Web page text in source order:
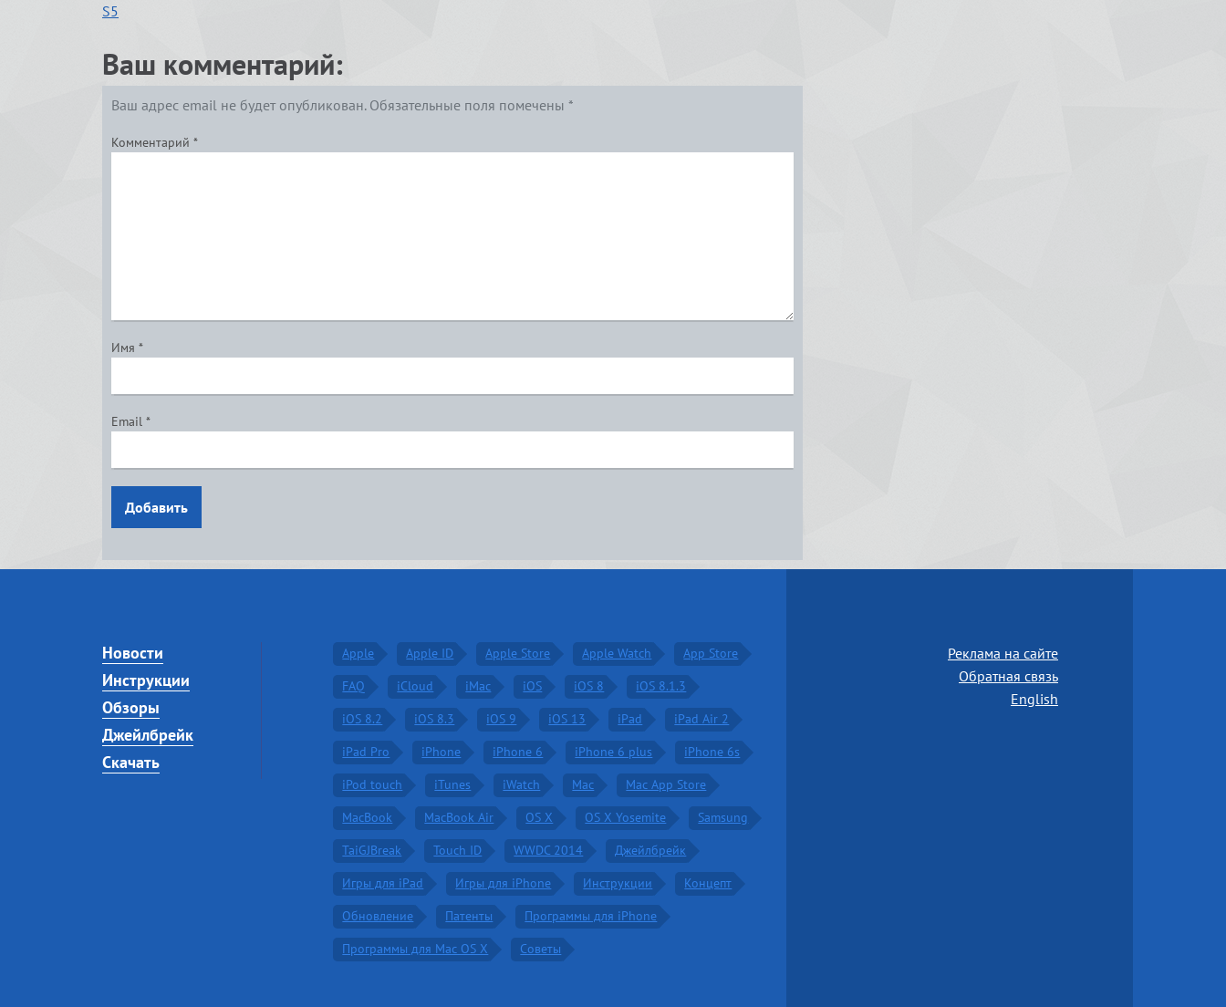
S5
Ваш комментарий:
Ваш адрес email не будет опубликован. Обязательные поля помечены *
Комментарий *
Имя *
Email *
Добавить
Новости
Инструкции
Обзоры
Джейлбрейк
Скачать
Apple Apple ID Apple Store Apple Watch
App Store
FAQ
iCloud iMac iOS iOS 8
iOS 8.1.3
iOS 8.2
iOS 8.3 iOS 9 iOS 13 iPad
iPad Air 2
iPad Pro
iPhone iPhone 6 iPhone 6 plus
iPhone 6s
iPod touch
iTunes iWatch Mac
Mac App Store
MacBook
MacBook Air OS X OS X Yosemite
Samsung
TaiGJBreak
Touch ID WWDC 2014
Джейлбрейк
Игры для iPad
Игры для iPhone Инструкции
Концепт
Обновление
Патенты
Программы для iPhone
Программы для Mac OS X
Советы
Реклама на сайте
Обратная связь
English